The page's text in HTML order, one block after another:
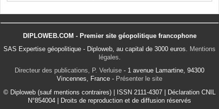
DIPLOWEB.COM - Premier site géopolitique francophone
SAS Expertise géopolitique - Diploweb, au capital de 3000 euros. Mentions
légales.
Directeur des publications, P. Verluise - 1 avenue Lamartine, 94300
Vincennes, France - Présenter le site
© Diploweb (sauf mentions contraires) | ISSN 2111-4307 | Déclaration CNIL
N°854004 | Droits de reproduction et de diffusion réservés